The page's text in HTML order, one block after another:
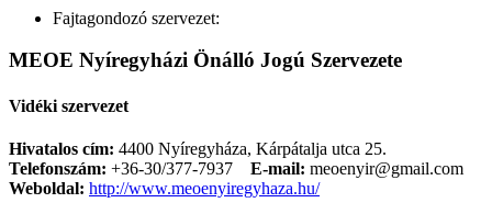
Fajtagondozó szervezet:
MEOE Nyíregyházi Önálló Jogú Szervezete
Vidéki szervezet
Hivatalos cím: 4400 Nyíregyháza, Kárpátalja utca 25.
Telefonszám: +36-30/377-7937 E-mail: meoenyir@gmail.com
Weboldal: http://www.meoenyiregyhaza.hu/